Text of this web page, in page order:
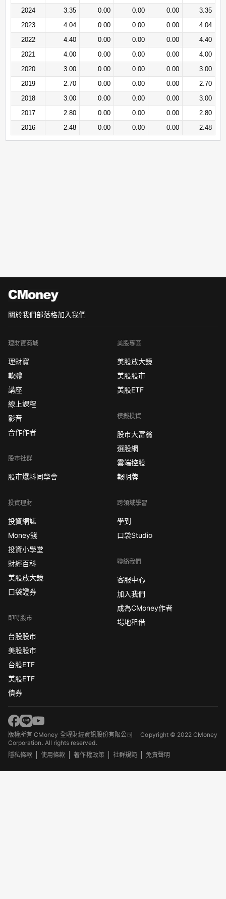
2024
3.35 0.00 0.00 0.00
3.35
2023
4.04 0.00 0.00 0.00
4.04
2022
4.40 0.00 0.00 0.00
4.40
2021
4.00 0.00 0.00 0.00
4.00
2020
3.00 0.00 0.00 0.00
3.00
2019
2.70 0.00 0.00 0.00
2.70
2018
3.00 0.00 0.00 0.00
3.00
2017
2.80 0.00 0.00 0.00
2.80
2016
2.48 0.00 0.00 0.00 2.48
關於我們部落格加入我們
理財寶商城
理財寶
軟體
講座
線上課程
影音
合作作者
股市社群
股市爆料同學會
投資理財
投資網誌
Money錢
投資小學堂
財經百科
美股放大鏡
口袋證券
即時股市
台股股市
美股股市
台股ETF
美股ETF
債券
美股專區
美股放大鏡
美股股市
美股ETF
模擬投資
股市大富翁
選股網
雲端控股
報明牌
跨領域學習
學到
口袋Studio
聯絡我們
客服中心
加入我們
成為CMoney作者
場地租借
版權所有 CMoney 全曜財經資訊股份有限公司Copyright © 2022 CMoney
Corporation. All rights reserved.
隱私條款
使用條款 著作權政策 社群規範 免責聲明